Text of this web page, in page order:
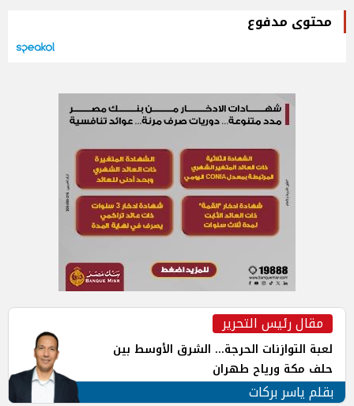
محتوى مدفوع
مقال رئيس التحرير
لعبة التوازنات الحرجة... الشرق الأوسط بين
حلف مكة ورياح طهران
بقلم ياسر بركات